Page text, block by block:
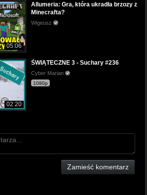
05:06
Allumeria: Gra, która ukradła brzozy z
Minecrafta?
Wigeusz
02:20
ŚWIĄTECZNE 3 - Suchary #236
Cyber Marian
1080p
Zamieść komentarz